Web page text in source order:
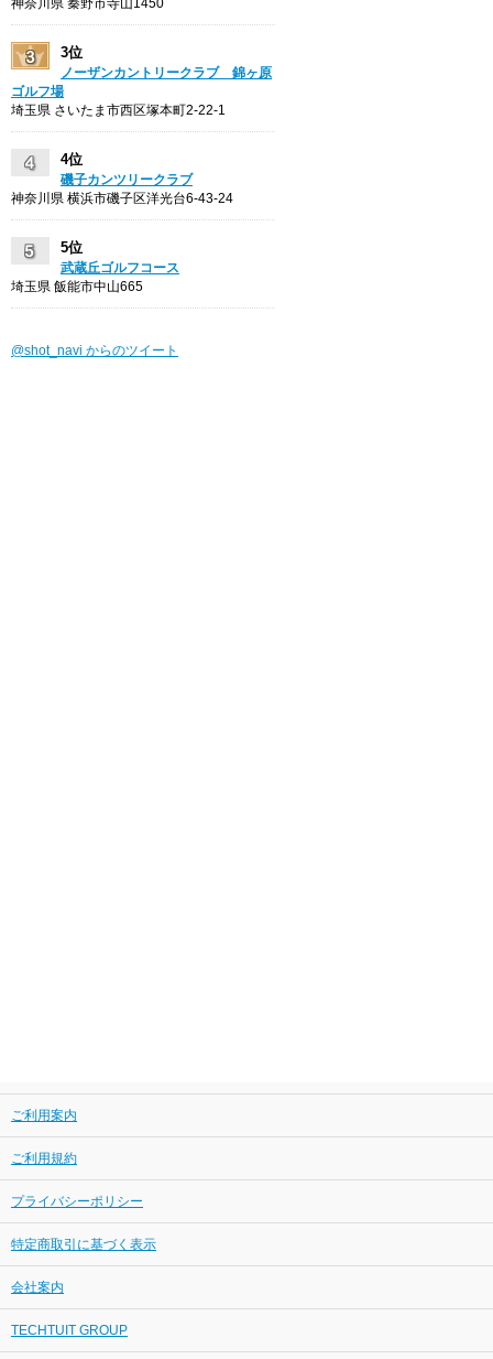
神奈川県 秦野市寺山1450
3位
ノーザンカントリークラブ 錦ヶ原
ゴルフ場
埼玉県 さいたま市西区塚本町2-22-1
4位
磯子カンツリークラブ
神奈川県 横浜市磯子区洋光台6-43-24
5位
武蔵丘ゴルフコース
埼玉県 飯能市中山665
@shot_navi からのツイート
ご利用案内
ご利用規約
プライバシーポリシー
特定商取引に基づく表示
会社案内
TECHTUIT GROUP